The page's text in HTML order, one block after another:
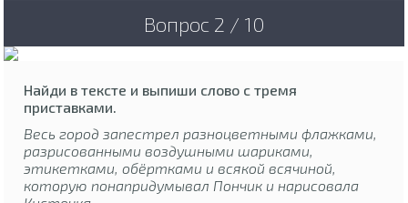
Вопрос 2 / 10
Найди в тексте и выпиши слово с тремя
приставками.
Весь город запестрел разноцветными флажками,
разрисованными воздушными шариками,
этикетками, обёртками и всякой всячиной,
которую понапридумывал Пончик и нарисовала